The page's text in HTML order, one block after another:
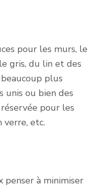
pour les murs, le
gris, du lin et des
plus
unis ou bien des
pour les
verre, etc.
penser à minimiser